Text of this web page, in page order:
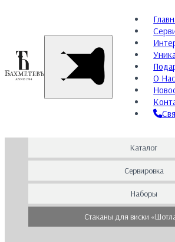
О Нас
Каталог
Сервировка
Наборы
Стаканы для виски